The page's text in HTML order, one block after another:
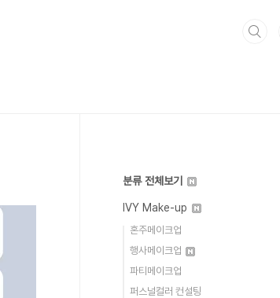
분류 전체보기
IVY Make-up
혼주메이크업
행사메이크업
파티메이크업
퍼스널컬러 컨설팅